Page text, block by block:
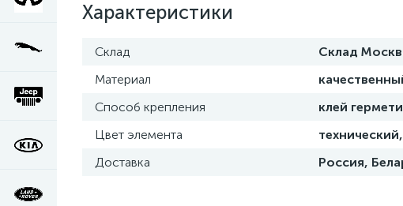
Характеристики
Склад
Склад
Материал
Способ крепления
клей
Цвет элемента
Доставка
Россия,